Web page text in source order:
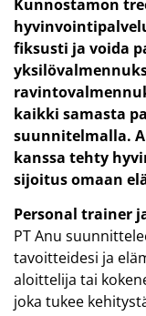
Kunnostamon
fiksusti ja voida
kaikki samasta
suunnitelmalla.
kanssa tehty
sijoitus omaan
Personal trainer
PT Anu
tavoitteidesi ja
aloittelija tai
joka tukee